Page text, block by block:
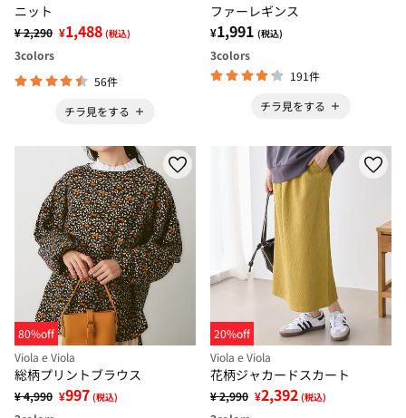
ニット
¥ 2,290 ¥1,488 (税込)
3colors
56件
チラ見をする
ファーレギンス
¥1,991 (税込)
3colors
191件
チラ見をする
80%off
Viola e Viola
総柄プリントブラウス
¥ 4,990 ¥997 (税込)
20%off
Viola e Viola
花柄ジャカードスカート
¥ 2,990 ¥2,392 (税込)